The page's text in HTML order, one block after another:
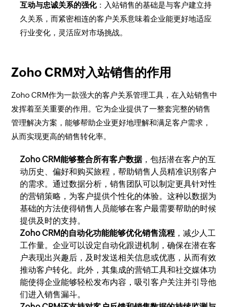
互动与忠诚关系的强化：入站销售的基础是与客户建立持
久关系，而紧密相连的客户关系意味着企业能更好地适应
行业变化，灵活应对市场挑战。
Zoho CRM对入站销售的作用
Zoho CRM作为一款强大的客户关系管理工具，在入站销售中
发挥着至关重要的作用。它为企业提供了一整套完整的销售
管理解决方案，能够帮助企业更好地理解和满足客户需求，
从而实现更高的销售转化率。
Zoho CRM能够整合所有客户数据，包括潜在客户的互
动历史、偏好和购买旅程，帮助销售人员精准识别客户
的需求。通过数据分析，销售团队可以制定更具针对性
的营销策略，为客户提供个性化的体验。这种以数据为
基础的方法使得销售人员能够在客户最需要帮助的时候
提供及时的支持。
Zoho CRM的自动化功能能够优化销售流程 ，减少人工
工作量。企业可以设定自动化跟进机制，确保在潜在客
户表现出兴趣后，及时发送相关信息或优惠，从而有效
推动客户转化。此外，其集成的营销工具和社交媒体功
能使得企业能够轻松发布内容，吸引客户关注并引导他
们进入销售漏斗。